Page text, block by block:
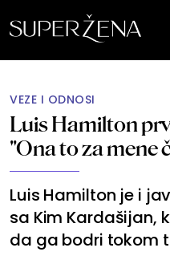
VEZE I ODNOSI
Luis Hamilton
"Ona to za mene
Luis Hamilton je i
sa Kim Kardašijan,
da ga bodri tokom